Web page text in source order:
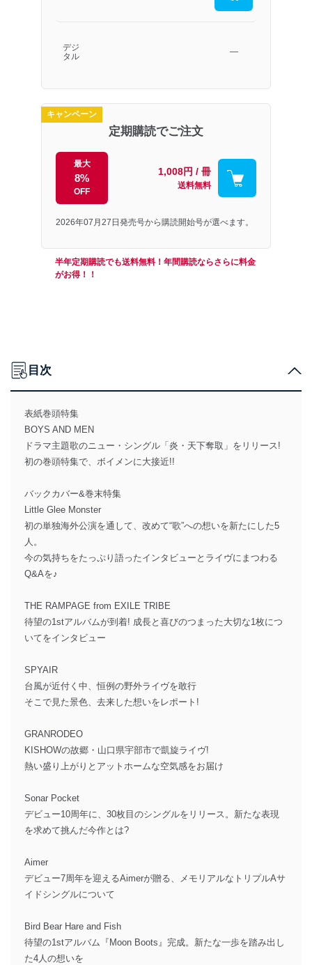
デジ
タル
―
キャンペーン
定期購読でご注文
最大
8%
OFF
1,008円 / 冊
送料無料
2026年07月27日発売号から購読開始号が選べます。
半年定期購読でも送料無料！年間購読ならさらに料金
がお得！！
目次
表紙巻頭特集
BOYS AND MEN
ドラマ主題歌のニュー・シングル「炎・天下奪取」をリリース!
初の巻頭特集で、ボイメンに大接近!!
バックカバー&巻末特集
Little Glee Monster
初の単独海外公演を通して、改めて“歌”への想いを新たにした5
人。
今の気持ちをたっぷり語ったインタビューとライヴにまつわる
Q&Aを♪
THE RAMPAGE from EXILE TRIBE
待望の1stアルバムが到着! 成長と喜びのつまった大切な1枚につ
いてをインタビュー
SPYAIR
台風が近付く中、恒例の野外ライヴを敢行
そこで見た景色、去来した想いをレポート!
GRANRODEO
KISHOWの故郷・山口県宇部市で凱旋ライヴ!
熱い盛り上がりとアットホームな空気感をお届け
Sonar Pocket
デビュー10周年に、30枚目のシングルをリリース。新たな表現
を求めて挑んだ今作とは?
Aimer
デビュー7周年を迎えるAimerが贈る、メモリアルなトリプルAサ
イドシングルについて
Bird Bear Hare and Fish
待望の1stアルバム『Moon Boots』完成。新たな一歩を踏み出し
た4人の想いを